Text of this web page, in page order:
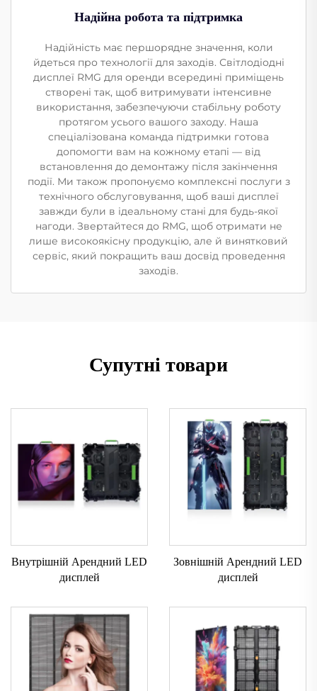
Надійна робота та підтримка
Надійність має першорядне значення, коли
йдеться про технології для заходів. Світлодіодні
дисплеї RMG для оренди всередині приміщень
створені так, щоб витримувати інтенсивне
використання, забезпечуючи стабільну роботу
протягом усього вашого заходу. Наша
спеціалізована команда підтримки готова
допомогти вам на кожному етапі — від
встановлення до демонтажу після закінчення
події. Ми також пропонуємо комплексні послуги з
технічного обслуговування, щоб ваші дисплеї
завжди були в ідеальному стані для будь-якої
нагоди. Звертайтеся до RMG, щоб отримати не
лише високоякісну продукцію, але й винятковий
сервіс, який покращить ваш досвід проведення
заходів.
Супутні товари
Внутрішній Арендний LED
дисплей
Зовнішній Арендний LED
дисплей